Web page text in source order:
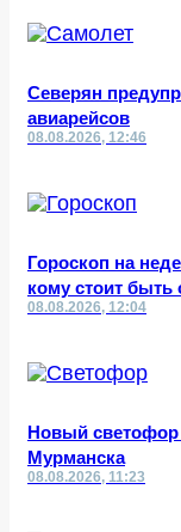
Северян
авиарейсов
08.08.2026, 12:46
Гороскоп на
кому стоит быть
08.08.2026, 12:04
Новый светофор
Мурманска
08.08.2026, 11:23